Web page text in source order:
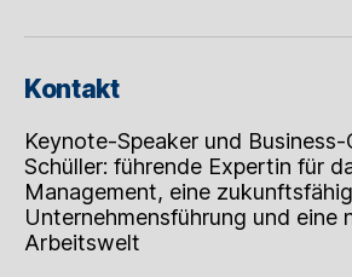
Kontakt
Keynote-Speaker und
Schüller: führende Expertin für
Management, eine
Unternehmensführung und eine
Arbeitswelt